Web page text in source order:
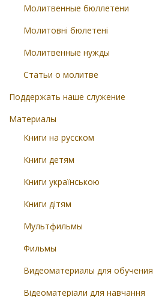
Молитвенные бюллетени
Молитовні бюлетені
Молитвенные нужды
Статьи о молитве
Поддержать наше служение
Материалы
Книги на русском
Книги детям
Книги українською
Книги дітям
Мультфильмы
Фильмы
Видеоматериалы для обучения
Відеоматеріали для навчання